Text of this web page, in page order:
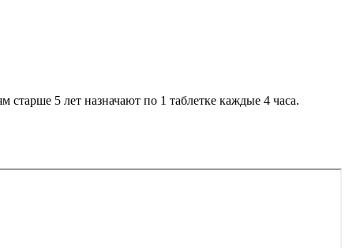
старше 5 лет назначают по 1 таблетке каждые 4 часа.